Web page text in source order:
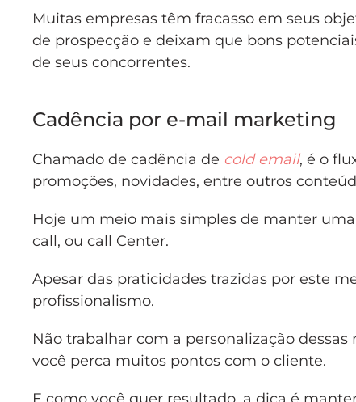
Muitas empresas têm fracasso em seus
de prospecção e deixam que bons
de seus concorrentes.
Cadência por e-mail marketing
Chamado de cadência de cold email, é o
promoções, novidades, entre outros
Hoje um meio mais simples de manter
call, ou call Center.
Apesar das praticidades trazidas por este
profissionalismo.
Não trabalhar com a personalização
você perca muitos pontos com o cliente.